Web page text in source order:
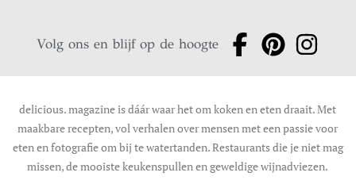
Volg ons en blijf op de hoogte
delicious. magazine is dáár waar het om koken en eten draait. Met
maakbare recepten, vol verhalen over mensen met een passie voor
eten en fotografie om bij te watertanden. Restaurants die je niet mag
missen, de mooiste keukenspullen en geweldige wijnadviezen.